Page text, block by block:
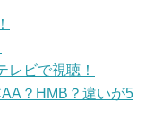
レビで視聴！
？HMB？違いが5